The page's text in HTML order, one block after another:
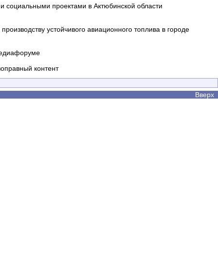
проектами в Актюбинской области
устойчивого авиационного топлива в городе
контент
Вверх